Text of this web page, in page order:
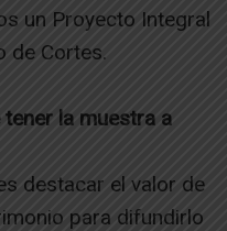
un Proyecto Integral
de Cortes.
la muestra a
destacar el valor de
para difundirlo